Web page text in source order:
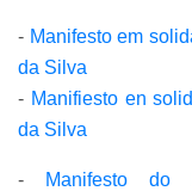
- Manifesto em
da Silva
- Manifiesto en
da Silva
-
Manifesto do